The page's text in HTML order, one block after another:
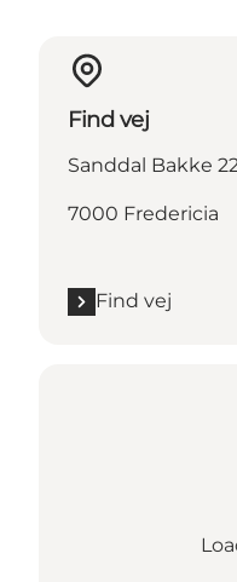
Find vej
Sanddal Bakke
7000 Fredericia
Find vej